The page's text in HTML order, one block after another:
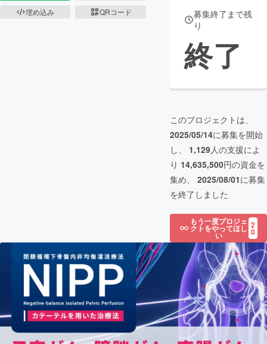
埋め込み
QRコード
募集終了まで残
り
終了
このプロジェクトは、
2025/05/14に募集を開始
し、 1,129人の支援によ
り 14,635,500円の資金を
集め、 2025/08/01に募集
を終了しました
もう一度プロジェ
クトをやってほし
い
2
0